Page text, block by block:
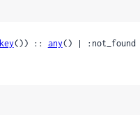
key()) :: any() | :not_found